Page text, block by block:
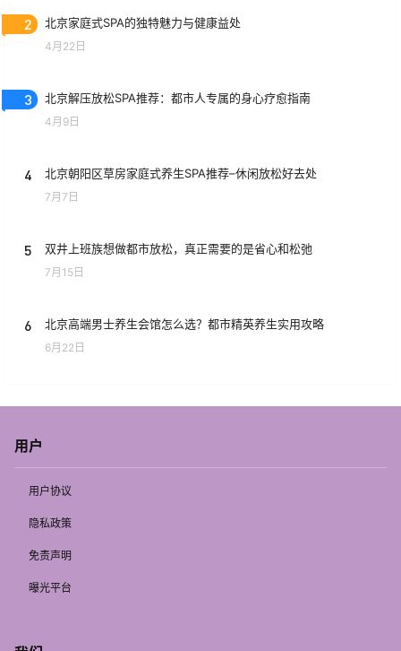
2 北京家庭式SPA的独特魅力与健康益处
4月22日
3 北京解压放松SPA推荐：都市人专属的身心疗愈指南
4月9日
4 北京朝阳区草房家庭式养生SPA推荐–休闲放松好去处
7月7日
5 双井上班族想做都市放松，真正需要的是省心和松弛
7月15日
6 北京高端男士养生会馆怎么选？都市精英养生实用攻略
6月22日
用户
用户协议
隐私政策
免责声明
曝光平台